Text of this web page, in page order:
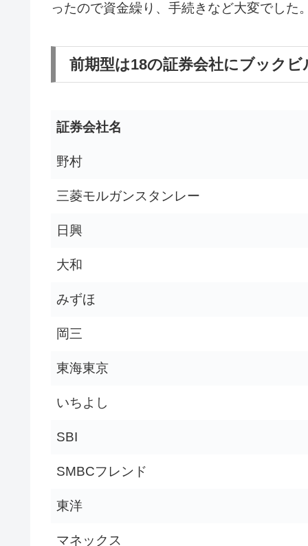
ったので資金繰り、手続きなど大変でした
前期型は18の証券会社にブック
証券会社名
野村
三菱モルガンスタンレー
日興
大和
みずほ
岡三
東海東京
いちよし
SBI
SMBCフレンド
東洋
マネックス